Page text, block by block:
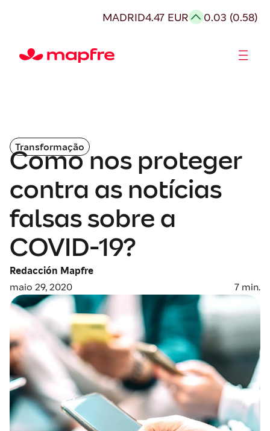
MADRID4.47 EUR 0.03 (0.58)
Transformação
Como nos proteger
contra as notícias
falsas sobre a
COVID-19?
Redacción Mapfre
maio 29, 2020
7 min.